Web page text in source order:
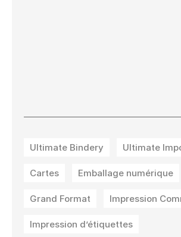
Ultimate Bindery Ultimate
Cartes Emballage numérique
Grand Format Impression
Impression d’étiquettes